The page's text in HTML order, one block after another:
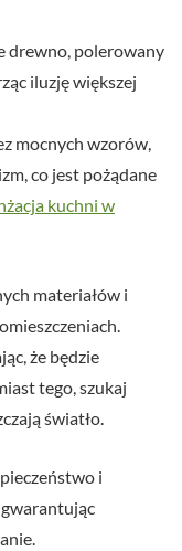
drewno, polerowany
iluzję większej
mocnych wzorów,
co jest pożądane
kuchni w
materiałów i
że będzie
tego, szukaj
światło.
i